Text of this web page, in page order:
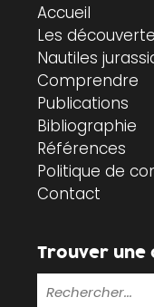
Accueil
Les
Nautiles
Comprendre
Publications
Bibliographie
Références
Politique de
Contact
Trouver une